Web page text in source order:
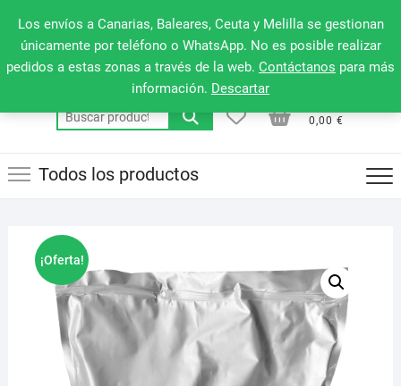
Los envíos a Canarias, Baleares, Ceuta y Melilla se gestionan
únicamente por teléfono o WhatsApp. No es posible realizar
pedidos a estas zonas a través de la web. Contáctanos para más
información. Descartar
contenido
660 079 911
de
la
Buscar
por:
0,00 €
Todos los productos
¡Oferta!